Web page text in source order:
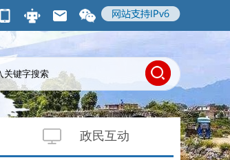
政民互动